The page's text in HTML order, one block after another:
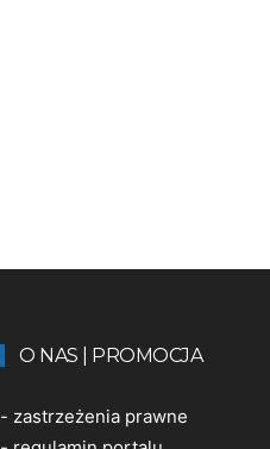
O NAS | PROMOCJA
- zastrzeżenia prawne